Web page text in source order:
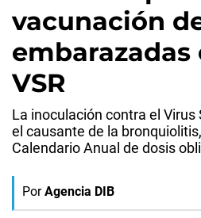
vacunación
embarazadas
VSR
La inoculación contra el Virus
el causante de la
Calendario Anual de dosis
Por Agencia DIB